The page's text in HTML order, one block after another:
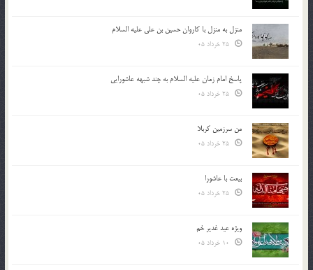
منزل به منزل با کاروان حسین بن علی علیه السلام
پاسخ امام زمان علیه السلام به چند شبهه عاشورایی
من سرزمین کربلا
بیعت با عاشورا
ویژه عید غدیر خم